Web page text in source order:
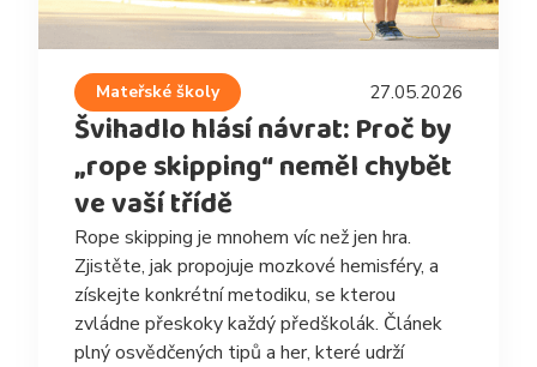
Mateřské školy 27.05.2026
Švihadlo hlásí návrat: Proč by
„rope skipping“ neměl chybět
ve vaší třídě
Rope skipping je mnohem víc než jen hra.
Zjistěte, jak propojuje mozkové hemisféry, a
získejte konkrétní metodiku, se kterou
zvládne přeskoky každý předškolák. Článek
plný osvědčených tipů a her, které udrží